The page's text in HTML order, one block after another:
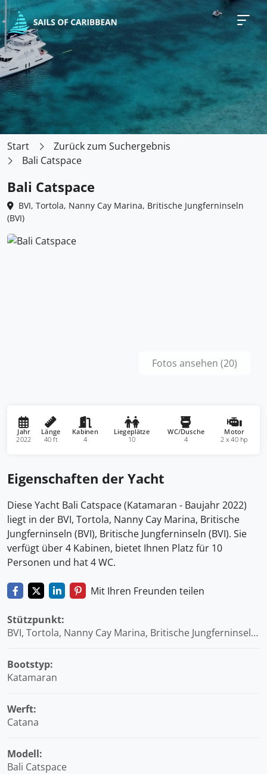
Start
Zurück zum Suchergebnis
Bali Catspace
Bali Catspace
BVI, Tortola, Nanny Cay Marina, Britische Jungferninseln
(BVI)
Fotos ansehen (20)
Jahr
2022
Länge
40 ft
Kabinen
4
Liegeplätze
10
WC/Dusche
4
Motor
2 x 40 hp
Eigenschaften der Yacht
Diese Yacht Bali Catspace (Katamaran - Baujahr 2022)
liegt in der BVI, Tortola, Nanny Cay Marina, Britische
Jungferninseln (BVI), Britische Jungferninseln (BVI). Sie
verfügt über 4 Kabinen, bietet Ihnen Platz für 10
Personen und hat 4 WC.
Mit Ihren Freunden teilen
Stützpunkt:
BVI, Tortola, Nanny Cay Marina, Britische Jungferninseln
Bootstyp:
Katamaran
Werft:
Catana
Modell:
Bali Catspace